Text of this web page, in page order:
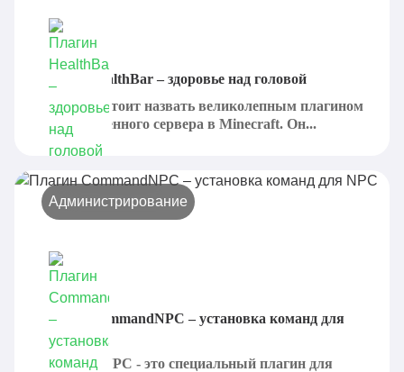
Плагин HealthBar – здоровье над головой
HealthBar стоит назвать великолепным плагином
для собственного сервера в Minecraft. Он...
Администрирование
Плагин CommandNPC – установка команд для
NPC
CommandNPC - это специальный плагин для